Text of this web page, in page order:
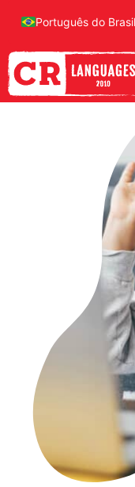
Português do Brasil